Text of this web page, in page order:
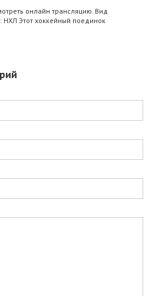
онлайн трансляцию. Вид
НХЛ Этот хоккейный поединок